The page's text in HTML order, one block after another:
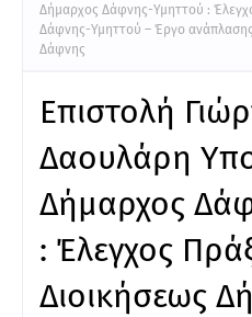
Δήμαρχος Δάφνης-Υμηττού :
Δάφνης-Υμηττού – Έργο ανάπλασης
Δάφνης
Επιστολή
Δαουλάρη
Δήμαρχος
: Έλεγχος
Διοικήσεως